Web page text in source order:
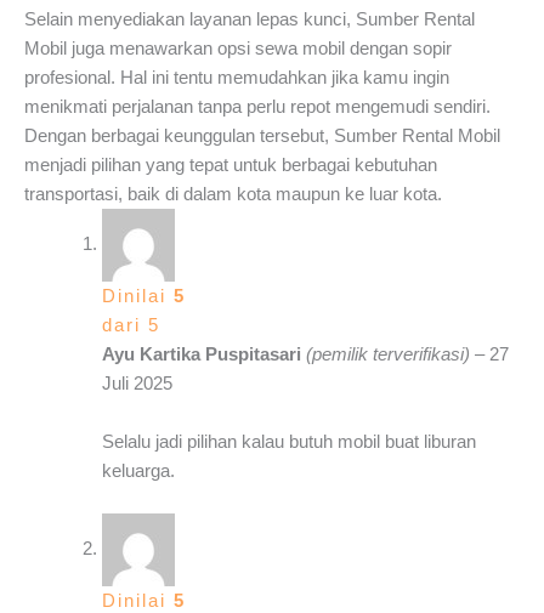
Selain menyediakan layanan lepas kunci, Sumber Rental
Mobil juga menawarkan opsi sewa mobil dengan sopir
profesional. Hal ini tentu memudahkan jika kamu ingin
menikmati perjalanan tanpa perlu repot mengemudi sendiri.
Dengan berbagai keunggulan tersebut, Sumber Rental Mobil
menjadi pilihan yang tepat untuk berbagai kebutuhan
transportasi, baik di dalam kota maupun ke luar kota.
Dinilai 5
dari 5
Ayu Kartika Puspitasari (pemilik terverifikasi) – 27
Juli 2025
Selalu jadi pilihan kalau butuh mobil buat liburan
keluarga.
Dinilai 5